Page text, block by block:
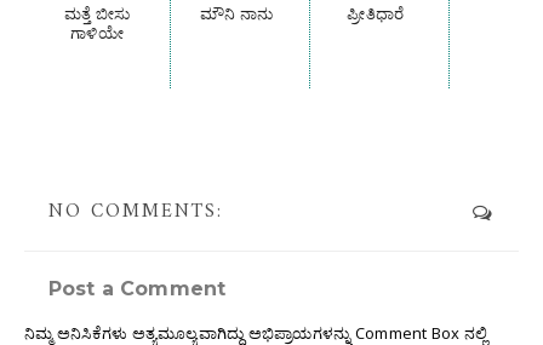
ಮತ್ತೆ ಬೀಸು
ಗಾಳಿಯೇ
ಮೌನಿ ನಾನು ಪ್ರೀತಿಧಾರೆ
NO COMMENTS:
Post a Comment
ನಿಮ್ಮ ಅನಿಸಿಕೆಗಳು ಅತ್ಯಮೂಲ್ಯವಾಗಿದ್ದು ಅಭಿಪ್ರಾಯಗಳನ್ನು Comment Box ನಲ್ಲಿ